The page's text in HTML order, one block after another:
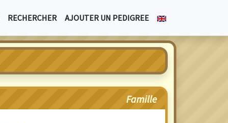
RECHERCHER AJOUTER UN PEDIGREE
Famille